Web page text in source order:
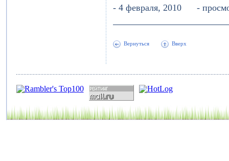
- 4 февраля, 2010 -
Вернуться Вверх